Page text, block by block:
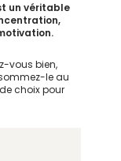
un véritable
vous bien,
le au
choix pour